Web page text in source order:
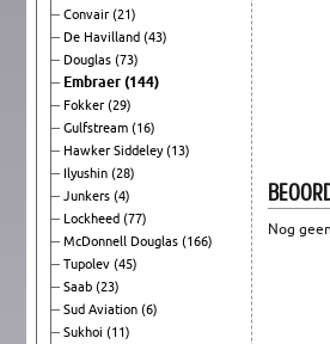
Convair (21)
De Havilland (43)
Douglas (73)
Embraer (144)
Fokker (29)
Gulfstream (16)
Hawker Siddeley(13)
Ilyushin (28)
Junkers (4)
Lockheed (77)
McDonnell Douglas (166)
Tupolev (45)
Saab (23)
Sud Aviation (6)
Sukhoi (11)
Nog